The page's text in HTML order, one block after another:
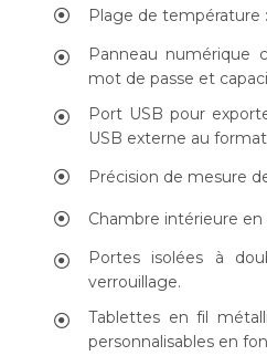
Plage de température :
Panneau numérique
mot de passe et
Port USB pour
USB externe au
Précision de mesure
Chambre intérieure
Portes isolées à
verrouillage.
Tablettes en fil
personnalisables en